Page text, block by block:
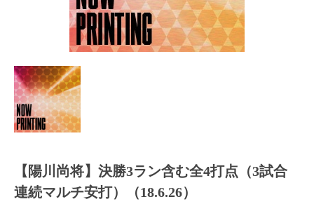
【陽川尚将】決勝3ラン含む全4打点（3試合
連続マルチ安打）（18.6.26）